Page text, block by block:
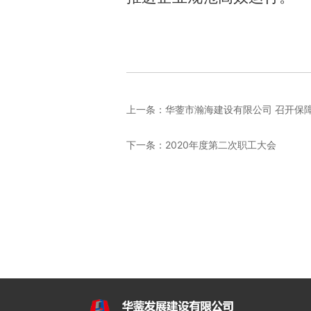
上一条：华蓥市瀚海建设有限公司 召开保
下一条： 2020年度第二次职工大会